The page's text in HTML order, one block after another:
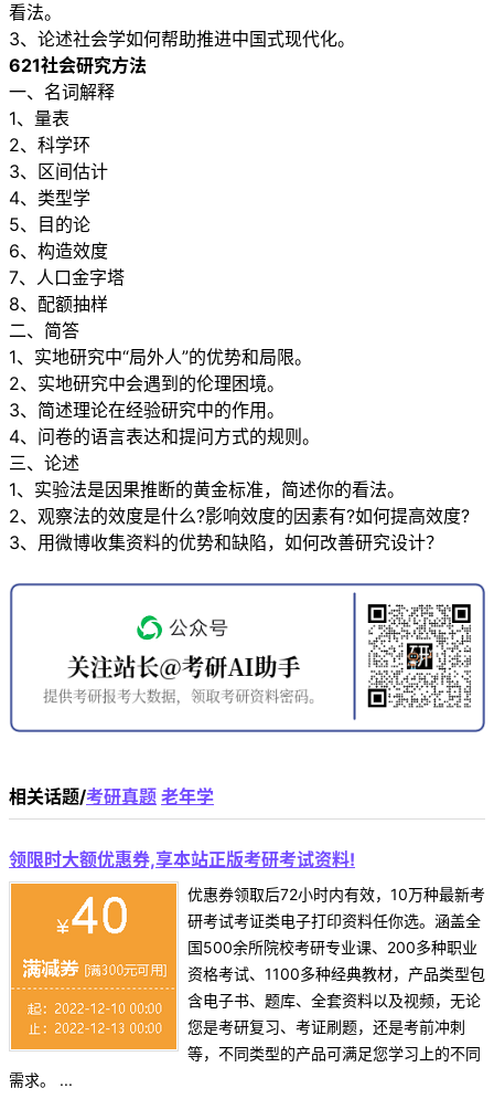
看法。
3、论述社会学如何帮助推进中国式现代化。
621社会研究方法
一、名词解释
1、量表
2、科学环
3、区间估计
4、类型学
5、目的论
6、构造效度
7、人口金字塔
8、配额抽样
二、简答
1、实地研究中“局外人”的优势和局限。
2、实地研究中会遇到的伦理困境。
3、简述理论在经验研究中的作用。
4、问卷的语言表达和提问方式的规则。
三、论述
1、实验法是因果推断的黄金标准，简述你的看法。
2、观察法的效度是什么?影响效度的因素有?如何提高效度?
3、用微博收集资料的优势和缺陷，如何改善研究设计？
相关话题/考研真题 老年学
领限时大额优惠券,享本站正版考研考试资料!
优惠券领取后72小时内有效，10万种最新考
研考试考证类电子打印资料任你选。涵盖全
国500余所院校考研专业课、200多种职业
资格考试、1100多种经典教材，产品类型包
含电子书、题库、全套资料以及视频，无论
您是考研复习、考证刷题，还是考前冲刺
等，不同类型的产品可满足您学习上的不同
需求。 ...